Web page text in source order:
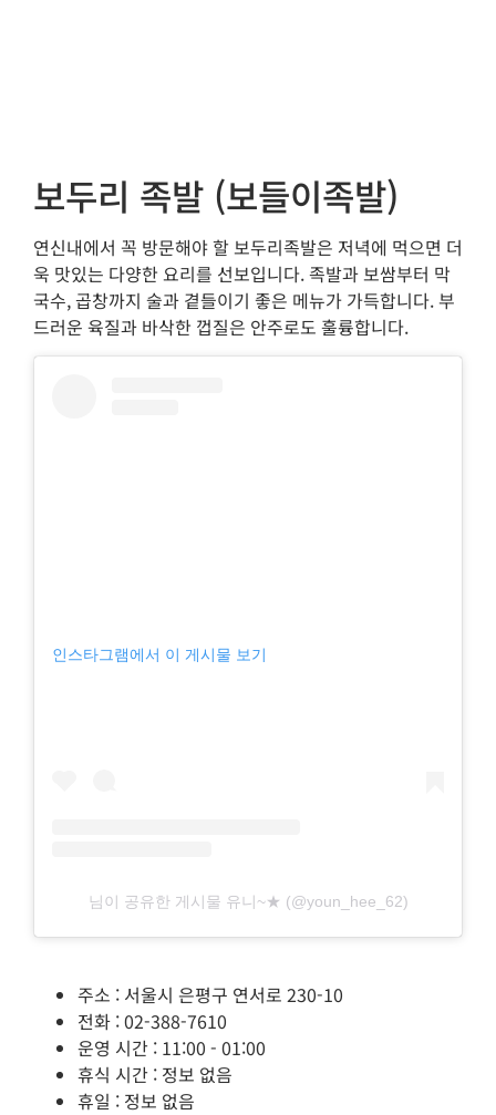
보두리 족발 (보들이족발)
연신내에서 꼭 방문해야 할 보두리족발은 저녁에 먹으면 더
욱 맛있는 다양한 요리를 선보입니다. 족발과 보쌈부터 막
국수, 곱창까지 술과 곁들이기 좋은 메뉴가 가득합니다. 부
드러운 육질과 바삭한 껍질은 안주로도 훌륭합니다.
인스타그램에서 이 게시물 보기
님이 공유한 게시물 유니~★ (@youn_hee_62)
주소 : 서울시 은평구 연서로 230-10
전화 : 02-388-7610
운영 시간 : 11:00 - 01:00
휴식 시간 : 정보 없음
휴일 : 정보 없음